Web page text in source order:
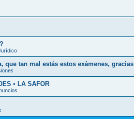
que tan mal estás estos exámenes, gracias
• LA SAFOR